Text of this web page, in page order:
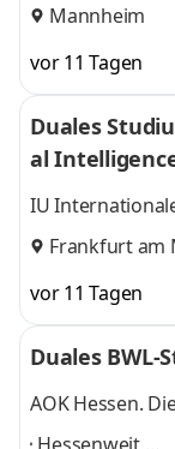
Mannheim
vor 11 Tagen
Duales
al
IU
Frankfurt am
vor 11 Tagen
Duales
AOK Hessen.